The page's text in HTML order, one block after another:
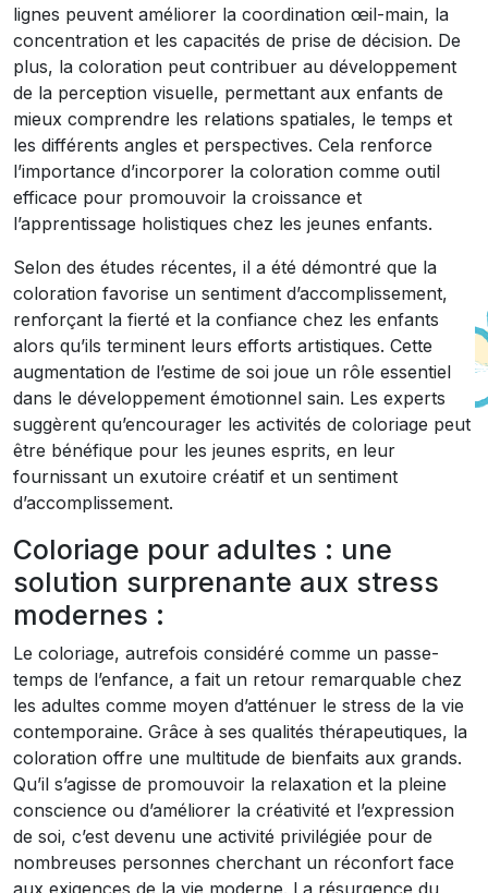
lignes peuvent améliorer la coordination œil-main, la
concentration et les capacités de prise de décision. De
plus, la coloration peut contribuer au développement
de la perception visuelle, permettant aux enfants de
mieux comprendre les relations spatiales, le temps et
les différents angles et perspectives. Cela renforce
l’importance d’incorporer la coloration comme outil
efficace pour promouvoir la croissance et
l’apprentissage holistiques chez les jeunes enfants.
Selon des études récentes, il a été démontré que la
coloration favorise un sentiment d’accomplissement,
renforçant la fierté et la confiance chez les enfants
alors qu’ils terminent leurs efforts artistiques. Cette
augmentation de l’estime de soi joue un rôle essentiel
dans le développement émotionnel sain. Les experts
suggèrent qu’encourager les activités de coloriage peut
être bénéfique pour les jeunes esprits, en leur
fournissant un exutoire créatif et un sentiment
d’accomplissement.
Coloriage pour adultes : une
solution surprenante aux stress
modernes :
Le coloriage, autrefois considéré comme un passe-
temps de l’enfance, a fait un retour remarquable chez
les adultes comme moyen d’atténuer le stress de la vie
contemporaine. Grâce à ses qualités thérapeutiques, la
coloration offre une multitude de bienfaits aux grands.
Qu’il s’agisse de promouvoir la relaxation et la pleine
conscience ou d’améliorer la créativité et l’expression
de soi, c’est devenu une activité privilégiée pour de
nombreuses personnes cherchant un réconfort face
aux exigences de la vie moderne. La résurgence du